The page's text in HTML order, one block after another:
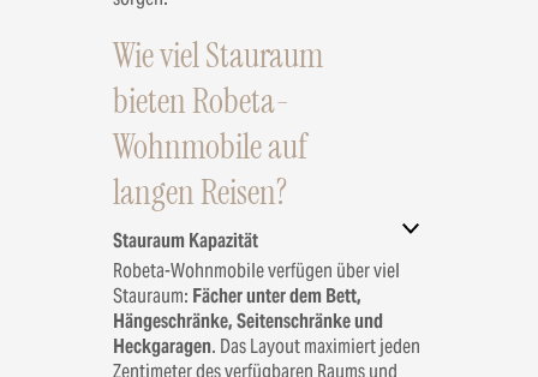
Wie viel Stauraum
bieten Robeta-
Wohnmobile auf
langen Reisen?
Stauraum Kapazität
Robeta-Wohnmobile verfügen über viel
Stauraum: Fächer unter dem Bett,
Hängeschränke, Seitenschränke und
Heckgaragen. Das Layout maximiert jeden
Zentimeter des verfügbaren Raums und